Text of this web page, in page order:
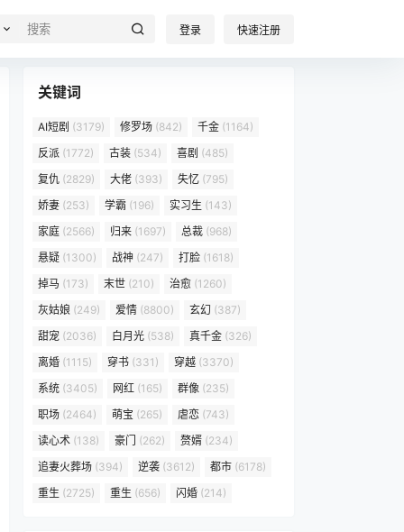
登录 快速注册
关键词
AI短剧 (3179) 修罗场 (842) 千金 (1164)
反派 (1772) 古装 (534) 喜剧 (485)
复仇 (2829) 大佬 (393) 失忆 (795)
娇妻 (253) 学霸 (196) 实习生 (143)
家庭 (2566) 归来 (1697) 总裁 (968)
悬疑 (1300) 战神 (247) 打脸 (1618)
掉马 (173) 末世 (210) 治愈 (1260)
灰姑娘 (249) 爱情 (8800) 玄幻 (387)
甜宠 (2036) 白月光 (538) 真千金 (326)
离婚 (1115) 穿书 (331) 穿越 (3370)
系统 (3405) 网红 (165) 群像 (235)
职场 (2464) 萌宝 (265) 虐恋 (743)
读心术 (138) 豪门 (262) 赘婿 (234)
追妻火葬场 (394) 逆袭 (3612) 都市 (6178)
重生 (2725) 重生 (656) 闪婚 (214)